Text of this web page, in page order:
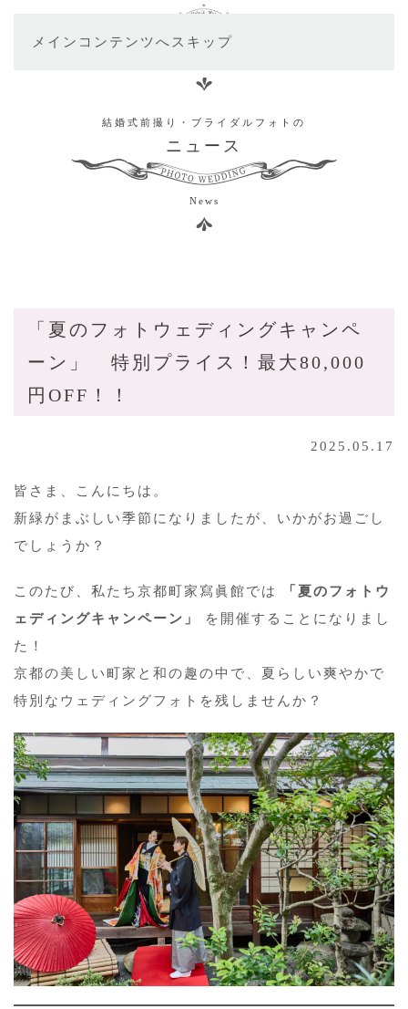
メインコンテンツへスキップ
結婚式前撮り・ブライダルフォトの
ニュース
News
「夏のフォトウェディングキャンペ
ーン」 特別プライス！最大80,000
円OFF！！
2025.05.17
皆さま、こんにちは。
新緑がまぶしい季節になりましたが、いかがお過ごし
でしょうか？
このたび、私たち京都町家寫眞館では
「夏のフォトウ
ェディングキャンペーン」
を開催することになりまし
た！
京都の美しい町家と和の趣の中で、夏らしい爽やかで
特別なウェディングフォトを残しませんか？